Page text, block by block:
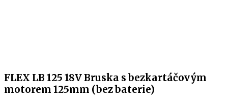
FLEX LB 125 18V Bruska s bezkartáčovým
motorem 125mm (bez baterie)